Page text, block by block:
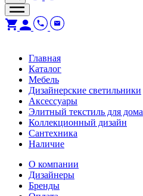
Главная
Каталог
Мебель
Дизайнерские светильники
Аксессуары
Элитный текстиль для дома
Коллекционный дизайн
Сантехника
Наличие
О компании
Дизайнеры
Бренды